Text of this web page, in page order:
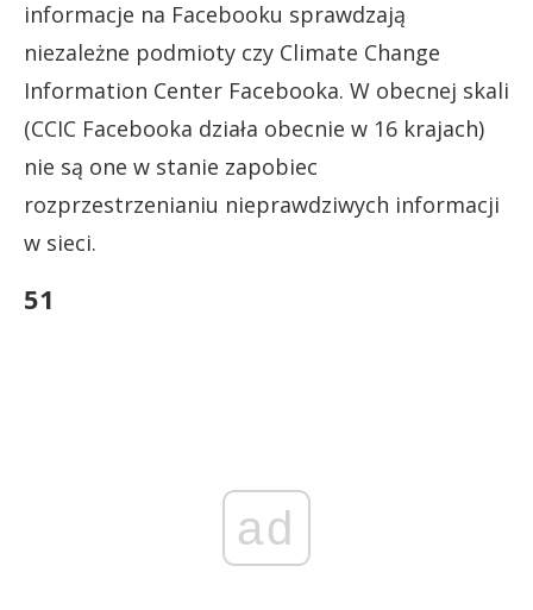
informacje na Facebooku sprawdzają
niezależne podmioty czy Climate Change
Information Center Facebooka. W obecnej skali
(CCIC Facebooka działa obecnie w 16 krajach)
nie są one w stanie zapobiec
rozprzestrzenianiu nieprawdziwych informacji
w sieci.
51
ad